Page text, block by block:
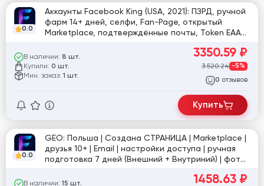
0.0
Аккаунты Facebook King (USA, 2021): ПЗРД, ручной
фарм 14+ дней, селфи, Fan-Page, открытый
Marketplace, подтверждённые почты, Token EAAB,
(аватар, обложка), 20+ друзей, регистрация USA
IP
В наличии: 8 шт.
Купили: 0 шт.
Мин. заказ: 1 шт.
3350.59 ₽
3 520.24 -5%
0 отзывов
Купить
0.0
GEO: Польша | Cоздана СТРАНИЦА | Marketplace |
друзья 10+ | Email | настройки доступа | ручная
подготовка 7 дней (Внешний + Внутриний) | фото
В наличии: 15 шт. 1458.63 ₽